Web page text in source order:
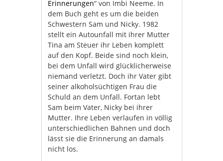
Erinnerungen“ von Imbi Neeme. In
dem Buch geht es um die beiden
Schwestern Sam und Nicky. 1982
stellt ein Autounfall mit ihrer Mutter
Tina am Steuer ihr Leben komplett
auf den Kopf. Beide sind noch klein,
bei dem Unfall wird glücklicherweise
niemand verletzt. Doch ihr Vater gibt
seiner alkoholsüchtigen Frau die
Schuld an dem Unfall. Fortan lebt
Sam beim Vater, Nicky bei ihrer
Mutter. Ihre Leben verlaufen in völlig
unterschiedlichen Bahnen und doch
lässt sie die Erinnerung an damals
nicht los.